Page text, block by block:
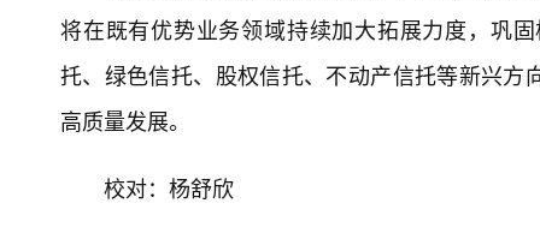
将在既有优势业务领域持续加大拓展力度，巩
托、绿色信托、股权信托、不动产信托等新兴
高质量发展。
校对：杨舒欣